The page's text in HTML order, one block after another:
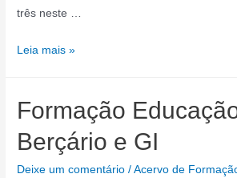
três neste …
Formação
Educação
(Profs.
do
Leia mais »
Formação
Berçário e GI
Deixe um comentário /Acervo de